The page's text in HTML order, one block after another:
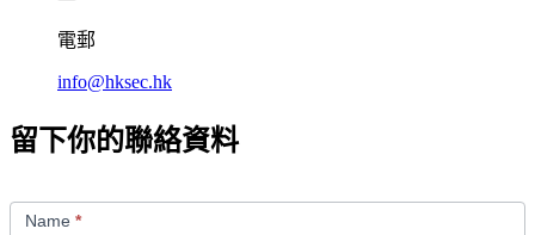
電郵
info@hksec.hk
留下你的聯絡資料
UsName *